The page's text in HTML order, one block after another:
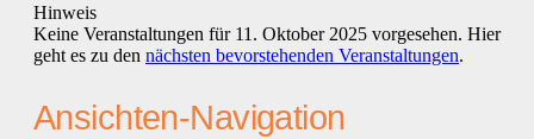
Hinweis
Keine Veranstaltungen für 11. Oktober 2025 vorgesehen. Hier
geht es zu den nächsten bevorstehenden Veranstaltungen.
Ansichten-Navigation